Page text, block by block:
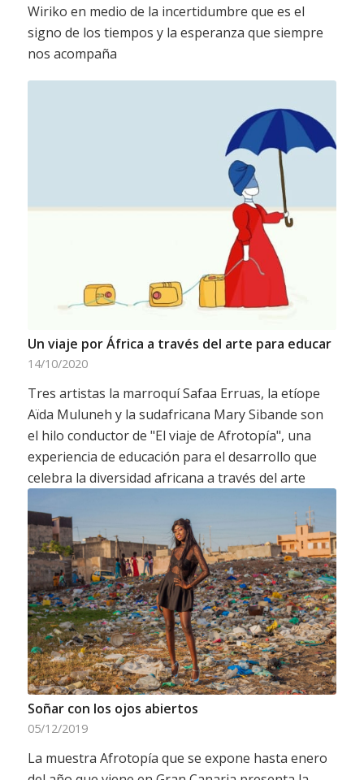
Wiriko en medio de la incertidumbre que es el
signo de los tiempos y la esperanza que siempre
nos acompaña
Un viaje por África a través del arte para educar
14/10/2020
Tres artistas la marroquí Safaa Erruas, la etíope
Aïda Muluneh y la sudafricana Mary Sibande son
el hilo conductor de "El viaje de Afrotopía", una
experiencia de educación para el desarrollo que
celebra la diversidad africana a través del arte
Soñar con los ojos abiertos
05/12/2019
La muestra Afrotopía que se expone hasta enero